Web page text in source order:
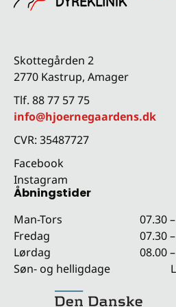
Skottegården 2
2770 Kastrup, Amager
Tlf. 88 77 57 75
info@hjoernegaardens.dk
CVR: 35487727
Facebook
Instagram
Åbningstider
Man-Tors
07.30
Fredag
07.30
Lørdag
08.00
Søn- og helligdage